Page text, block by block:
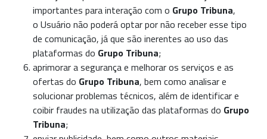
importantes para interação com o Grupo Tribuna,
o Usuário não poderá optar por não receber esse tipo
de comunicação, já que são inerentes ao uso das
plataformas do Grupo Tribuna;
aprimorar a segurança e melhorar os serviços e as
ofertas do Grupo Tribuna, bem como analisar e
solucionar problemas técnicos, além de identificar e
coibir fraudes na utilização das plataformas do Grupo
Tribuna;